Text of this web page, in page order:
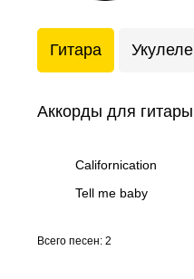
Гитара Укулеле
Аккорды для гитары
Californication
Tell me baby
Всего песен: 2